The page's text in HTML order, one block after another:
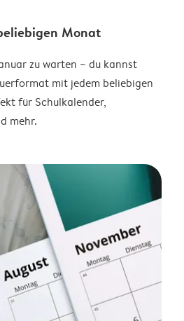
Monat
zu warten – du kannst
mit jedem beliebigen
für Schulkalender,
mehr.